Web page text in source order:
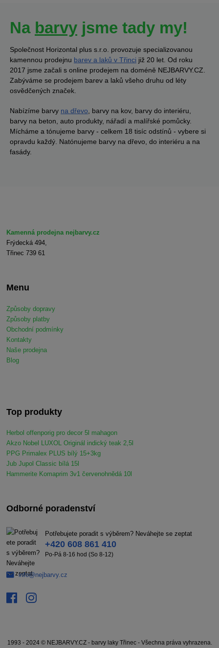
Na barvy jsme tady my!
Společnost Horizontal plus s.r.o. provozuje specializovanou
kamennou prodejnu barev a laků v Třinci již 20 let. Od roku
2017 jsme začali s online prodejem na doméně NEJBARVY.CZ.
Zabýváme se prodejem barev a laků všeho druhu od léty
osvědčených značek.
Nabízíme barvy na dřevo , barvy na kov, barvy do interiéru,
barvy na beton, auto produkty, nářadí a malířské pomůcky.
Mícháme a tónujeme barvy - celkem 18 tisíc odstínů - vybere si
opravdu každý. Natónujeme barvy na dřevo, do interiéru a na
fasády.
Kamenná prodejna nejbarvy.cz
Frýdecká 494,
Třinec 739 61
Menu
Způsoby dopravy
Způsoby platby
Obchodní podmínky
Kontakty
Naše prodejna
Blog
Top produkty
Herbol offenporig pro decor 5l mahagon
Akzo Nobel LUXOL Originál indický teak 2,5l
PPG Primalex PLUS bílý 15+3kg
Jub Jupol Classic bílá 15l
Hammerite Komaprim 3v1 červenohnědá 10l
Odborné poradenství
Potřebujete poradit s výběrem? Neváhejte se zeptat
+420 608 861 410
Po-Pá 8-16 hod (So 8-12)
info@nejbarvy.cz
1993 - 2024 © NEJBARVY.CZ - barvy laky Třinec - Všechna práva vyhrazena.